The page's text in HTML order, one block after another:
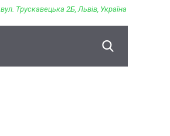
вул. Трускавецька 2Б, Львів, Україна